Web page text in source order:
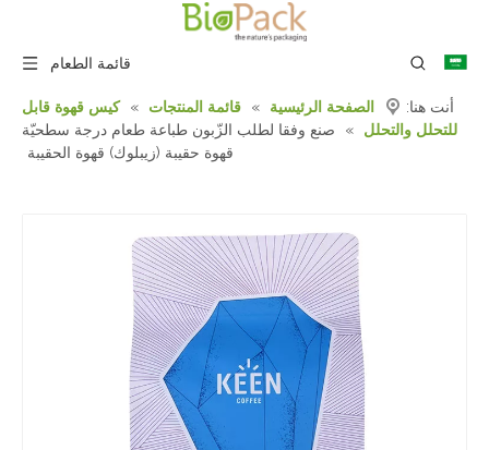
قائمة الطعام
أنت هنا: الصفحة الرئيسية » قائمة المنتجات »
كيس قهوة قابل
للتحلل والتحلل
»
صنع وفقا لطلب الزّبون طباعة طعام درجة سطحيّة
قهوة حقيبة (زيبلوك) قهوة الحقيبة